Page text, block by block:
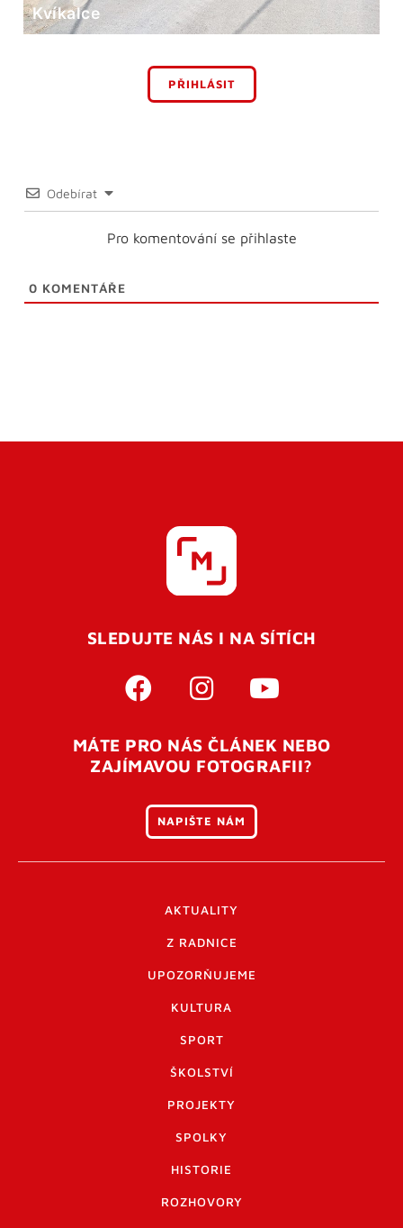
Kvíkalce
PŘIHLÁSIT
Odebírat
Pro komentování se přihlaste
0 KOMENTÁŘE
SLEDUJTE NÁS I NA SÍTÍCH
MÁTE PRO NÁS ČLÁNEK NEBO
ZAJÍMAVOU FOTOGRAFII?
NAPIŠTE NÁM
AKTUALITY
Z RADNICE
UPOZORŇUJEME
KULTURA
SPORT
ŠKOLSTVÍ
PROJEKTY
SPOLKY
HISTORIE
ROZHOVORY